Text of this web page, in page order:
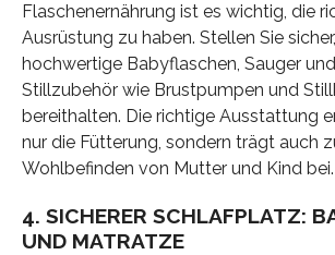
Flaschenernährung ist es wichtig, die
Ausrüstung zu haben. Stellen Sie
hochwertige Babyflaschen, Sauger
Stillzubehör wie Brustpumpen und
bereithalten. Die richtige Ausstattung
nur die Fütterung, sondern trägt auch
Wohlbefinden von Mutter und Kind bei.
4. SICHERER SCHLAFPLATZ:
UND MATRATZE